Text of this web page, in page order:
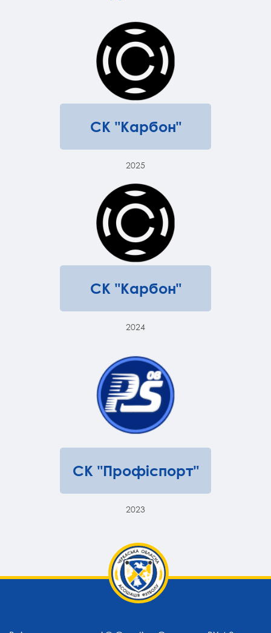
СК "Карбон"
2025
СК "Карбон"
2024
СК "Профіспорт"
2023